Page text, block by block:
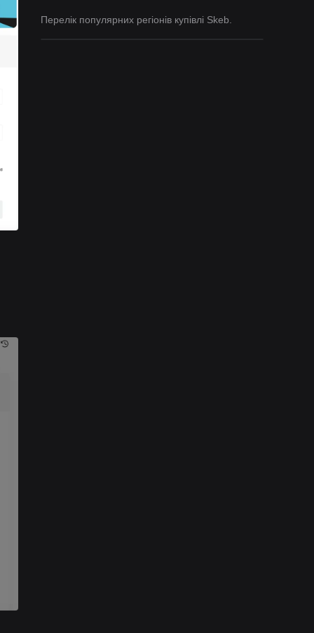
Перелік популярних регіонів купівлі Skeb.